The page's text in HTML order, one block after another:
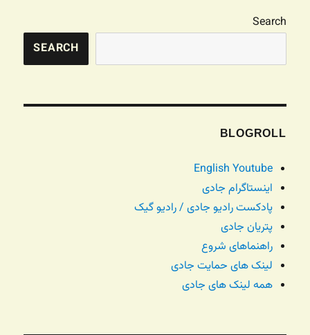
Search
SEARCH
BLOGROLL
English Youtube
اینستاگرام جادی
پادکست رادیو جادی / رادیو گیک
پتریان جادی
راهنماهای شروع
لینک های حمایت جادی
همه لینک های جادی